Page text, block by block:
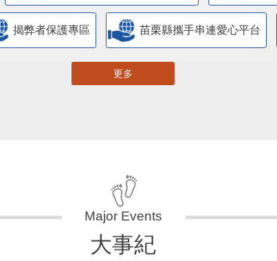
揭弊者保護專區 苗栗縣攜手串連愛心平台
更多
大事紀